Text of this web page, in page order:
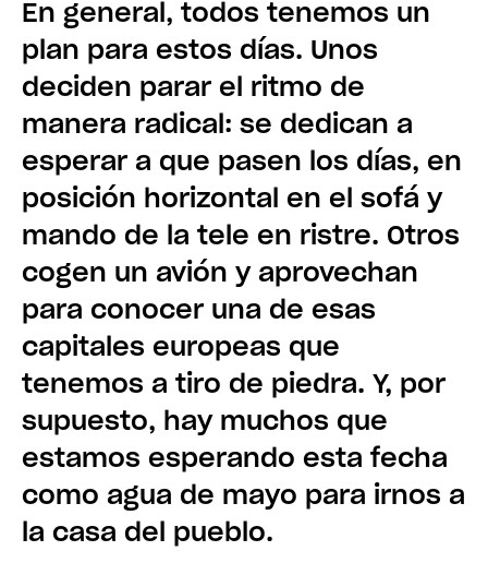
En general, todos tenemos un
plan para estos días. Unos
deciden parar el ritmo de
manera radical: se dedican a
esperar a que pasen los días, en
posición horizontal en el sofá y
mando de la tele en ristre. Otros
cogen un avión y aprovechan
para conocer una de esas
capitales europeas que
tenemos a tiro de piedra. Y, por
supuesto, hay muchos que
estamos esperando esta fecha
como agua de mayo para irnos a
la casa del pueblo.